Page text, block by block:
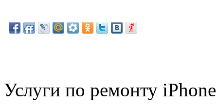
Услуги по ремонту iPhone